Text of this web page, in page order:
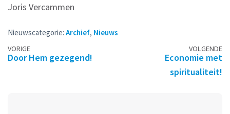
Joris Vercammen
Nieuwscategorie: Archief, Nieuws
Berichtennavigatie
VORIGE
Door Hem gezegend!
VOLGENDE
Economie met
spiritualiteit!